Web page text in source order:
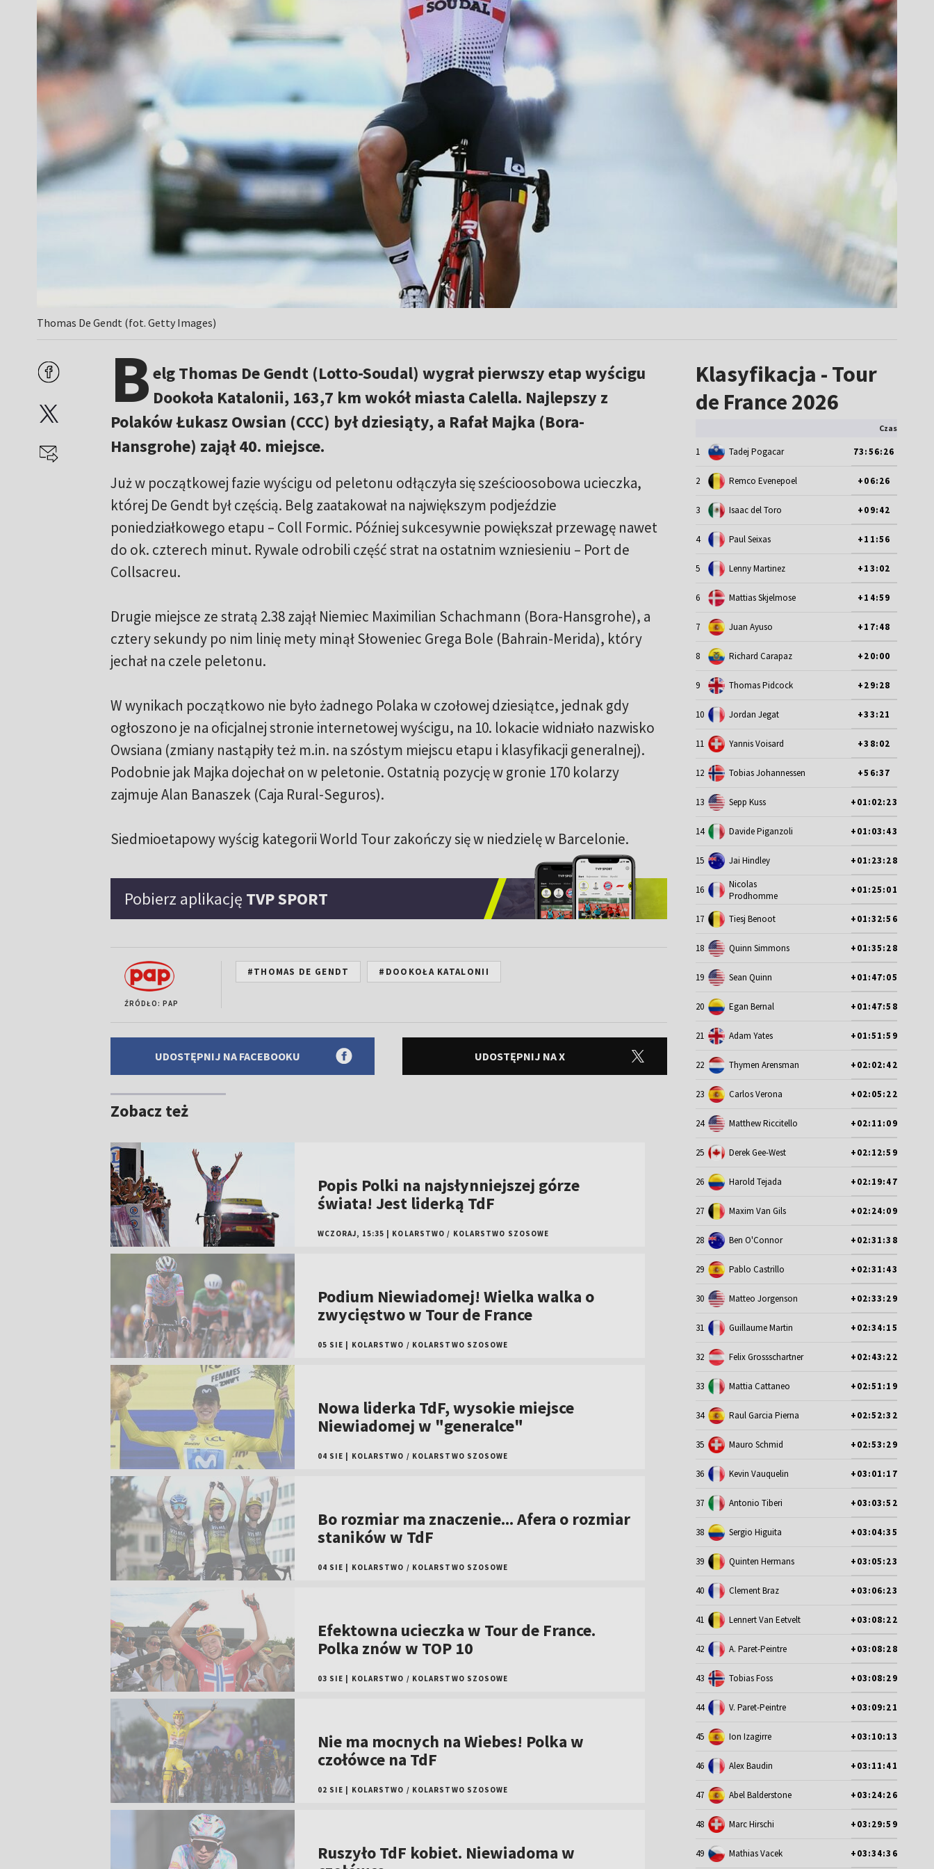
Thomas De Gendt (fot. Getty Images)
Belg Thomas De Gendt (Lotto-Soudal) wygrał pierwszy etap wyścigu
Dookoła Katalonii, 163,7 km wokół miasta Calella. Najlepszy z
Polaków Łukasz Owsian (CCC) był dziesiąty, a Rafał Majka (Bora-
Hansgrohe) zajął 40. miejsce.
Już w początkowej fazie wyścigu od peletonu odłączyła się sześcioosobowa ucieczka,
której De Gendt był częścią. Belg zaatakował na największym podjeździe
poniedziałkowego etapu – Coll Formic. Później sukcesywnie powiększał przewagę nawet
do ok. czterech minut. Rywale odrobili część strat na ostatnim wzniesieniu – Port de
Collsacreu.
Drugie miejsce ze stratą 2.38 zajął Niemiec Maximilian Schachmann (Bora-Hansgrohe), a
cztery sekundy po nim linię mety minął Słoweniec Grega Bole (Bahrain-Merida), który
jechał na czele peletonu.
W wynikach początkowo nie było żadnego Polaka w czołowej dziesiątce, jednak gdy
ogłoszono je na oficjalnej stronie internetowej wyścigu, na 10. lokacie widniało nazwisko
Owsiana (zmiany nastąpiły też m.in. na szóstym miejscu etapu i klasyfikacji generalnej).
Podobnie jak Majka dojechał on w peletonie. Ostatnią pozycję w gronie 170 kolarzy
zajmuje Alan Banaszek (Caja Rural-Seguros).
Siedmioetapowy wyścig kategorii World Tour zakończy się w niedzielę w Barcelonie.
Pobierz aplikację TVP SPORT
ŹRÓDŁO: PAP
#THOMAS DE GENDT #DOOKOŁA KATALONII
UDOSTĘPNIJ NA FACEBOOKU UDOSTĘPNIJ NA X
Zobacz też
Popis Polki na najsłynniejszej górze
świata! Jest liderką TdF
WCZORAJ, 15:35 KOLARSTWO / KOLARSTWO SZOSOWE
Podium Niewiadomej! Wielka walka o
zwycięstwo w Tour de France
05 SIE KOLARSTWO / KOLARSTWO SZOSOWE
Nowa liderka TdF, wysokie miejsce
Niewiadomej w "generalce"
04 SIE KOLARSTWO / KOLARSTWO SZOSOWE
Bo rozmiar ma znaczenie... Afera o rozmiar
staników w TdF
04 SIE KOLARSTWO / KOLARSTWO SZOSOWE
Efektowna ucieczka w Tour de France.
Polka znów w TOP 10
03 SIE KOLARSTWO / KOLARSTWO SZOSOWE
Nie ma mocnych na Wiebes! Polka w
czołówce na TdF
02 SIE KOLARSTWO / KOLARSTWO SZOSOWE
Ruszyło TdF kobiet. Niewiadoma w
Klasyfikacja - Tour
de France 2026
Czas
1 Tadej Pogacar 73:56:26
2 Remco Evenepoel +06:26
3 Isaac del Toro +09:42
4 Paul Seixas +11:56
5 Lenny Martinez +13:02
6 Mattias Skjelmose +14:59
7 Juan Ayuso +17:48
8 Richard Carapaz +20:00
9 Thomas Pidcock +29:28
10 Jordan Jegat +33:21
11 Yannis Voisard +38:02
12 Tobias Johannessen +56:37
13 Sepp Kuss +01:02:23
14 Davide Piganzoli +01:03:43
15 Jai Hindley +01:23:28
16
Nicolas
Prodhomme
+01:25:01
17 Tiesj Benoot +01:32:56
18 Quinn Simmons +01:35:28
19 Sean Quinn +01:47:05
20 Egan Bernal +01:47:58
21 Adam Yates +01:51:59
22 Thymen Arensman +02:02:42
23 Carlos Verona +02:05:22
24 Matthew Riccitello +02:11:09
25 Derek Gee-West +02:12:59
26 Harold Tejada +02:19:47
27 Maxim Van Gils +02:24:09
28 Ben O'Connor +02:31:38
29 Pablo Castrillo +02:31:43
30 Matteo Jorgenson +02:33:29
31 Guillaume Martin +02:34:15
32 Felix Grossschartner +02:43:22
33 Mattia Cattaneo +02:51:19
34 Raul Garcia Pierna +02:52:32
35 Mauro Schmid +02:53:29
36 Kevin Vauquelin +03:01:17
37 Antonio Tiberi +03:03:52
38 Sergio Higuita +03:04:35
39 Quinten Hermans +03:05:23
40 Clement Braz +03:06:23
41 Lennert Van Eetvelt +03:08:22
42 A. Paret-Peintre +03:08:28
43 Tobias Foss +03:08:29
44 V. Paret-Peintre +03:09:21
45 Ion Izagirre +03:10:13
46 Alex Baudin +03:11:41
47 Abel Balderstone +03:24:26
48 Marc Hirschi +03:29:59
49 Mathias Vacek +03:34:36